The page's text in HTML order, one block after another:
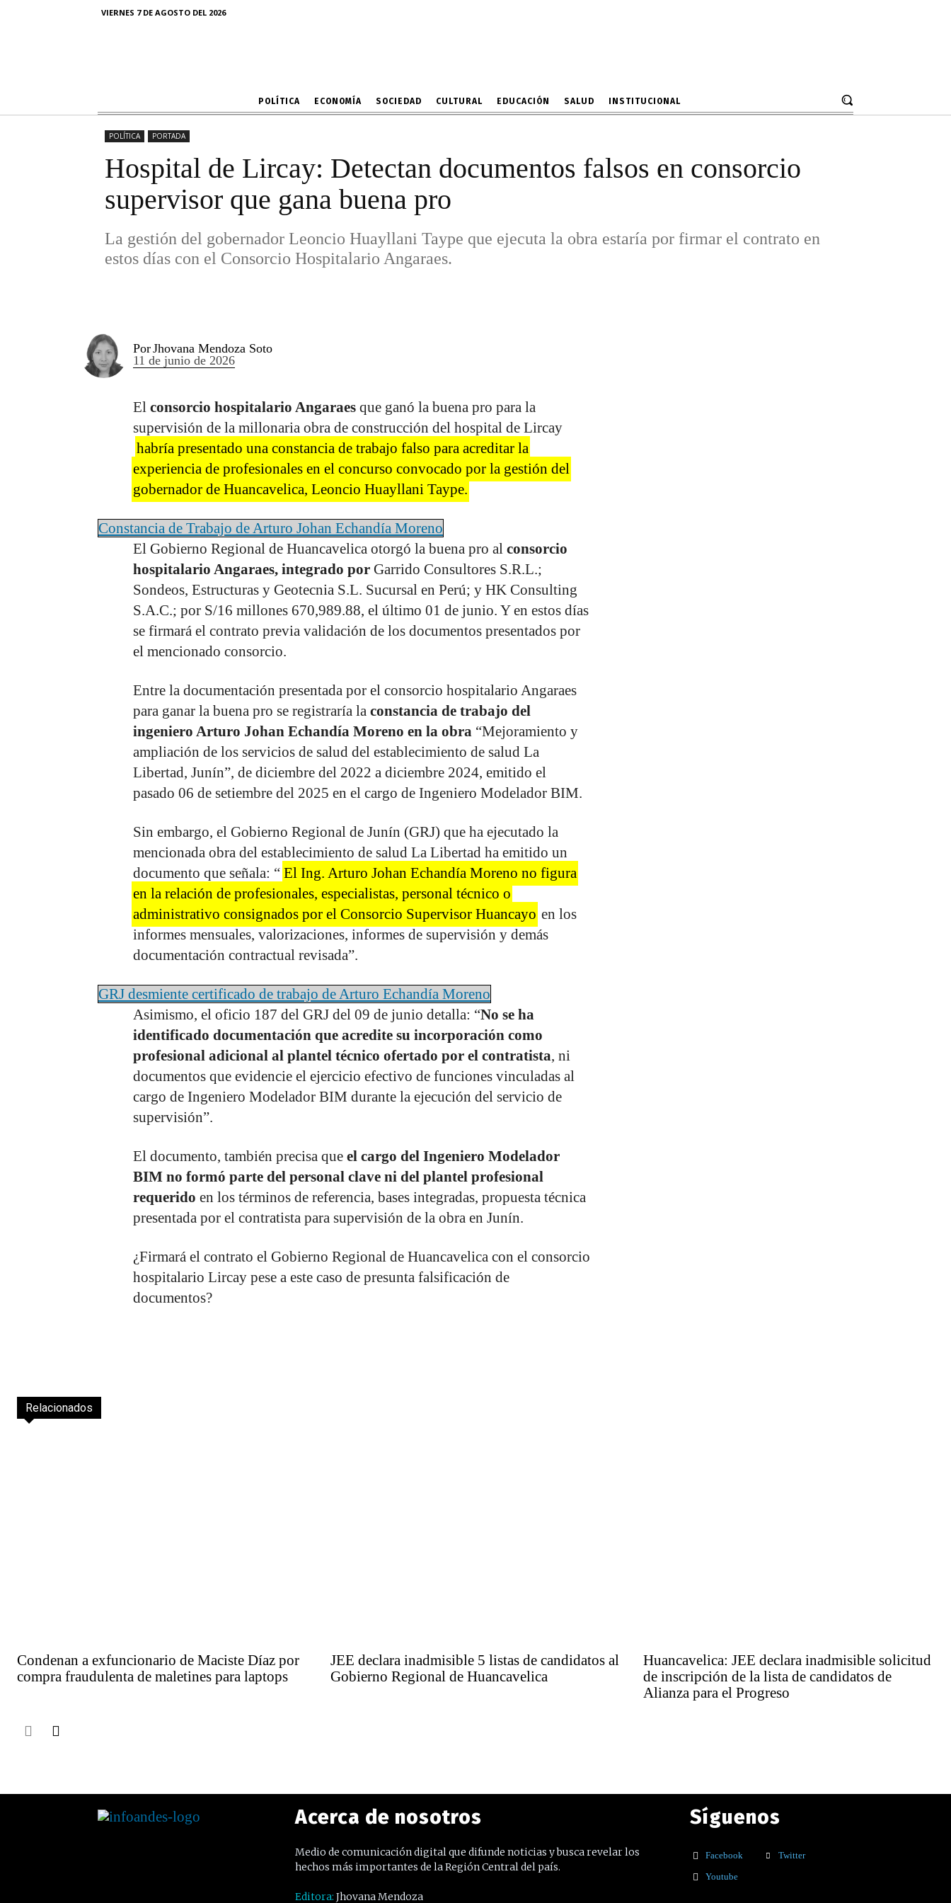
VIERNES 7 DE AGOSTO DEL 2026
POLÍTICA ECONOMÍA SOCIEDAD CULTURAL EDUCACIÓN SALUD INSTITUCIONAL
POLÍTICA PORTADA
Hospital de Lircay: Detectan documentos falsos en consorcio
supervisor que gana buena pro
La gestión del gobernador Leoncio Huayllani Taype que ejecuta la obra estaría por firmar el contrato en
estos días con el Consorcio Hospitalario Angaraes.
PorJhovana Mendoza Soto
11 de junio de 2026
El consorcio hospitalario Angaraes que ganó la buena pro para la
supervisión de la millonaria obra de construcción del hospital de Lircay
habría presentado una constancia de trabajo falso para acreditar la
experiencia de profesionales en el concurso convocado por la gestión del
gobernador de Huancavelica, Leoncio Huayllani Taype.
Constancia de Trabajo de Arturo Johan Echandía Moreno
El Gobierno Regional de Huancavelica otorgó la buena pro al consorcio
hospitalario Angaraes, integrado por Garrido Consultores S.R.L.;
Sondeos, Estructuras y Geotecnia S.L. Sucursal en Perú; y HK Consulting
S.A.C.; por S/16 millones 670,989.88, el último 01 de junio. Y en estos días
se firmará el contrato previa validación de los documentos presentados por
el mencionado consorcio.
Entre la documentación presentada por el consorcio hospitalario Angaraes
para ganar la buena pro se registraría la constancia de trabajo del
ingeniero Arturo Johan Echandía Moreno en la obra “Mejoramiento y
ampliación de los servicios de salud del establecimiento de salud La
Libertad, Junín”, de diciembre del 2022 a diciembre 2024, emitido el
pasado 06 de setiembre del 2025 en el cargo de Ingeniero Modelador BIM.
Sin embargo, el Gobierno Regional de Junín (GRJ) que ha ejecutado la
mencionada obra del establecimiento de salud La Libertad ha emitido un
documento que señala: “ El Ing. Arturo Johan Echandía Moreno no figura
en la relación de profesionales, especialistas, personal técnico o
administrativo consignados por el Consorcio Supervisor Huancayo en los
informes mensuales, valorizaciones, informes de supervisión y demás
documentación contractual revisada”.
GRJ desmiente certificado de trabajo de Arturo Echandía Moreno
Asimismo, el oficio 187 del GRJ del 09 de junio detalla: “No se ha
identificado documentación que acredite su incorporación como
profesional adicional al plantel técnico ofertado por el contratista, ni
documentos que evidencie el ejercicio efectivo de funciones vinculadas al
cargo de Ingeniero Modelador BIM durante la ejecución del servicio de
supervisión”.
El documento, también precisa que el cargo del Ingeniero Modelador
BIM no formó parte del personal clave ni del plantel profesional
requerido en los términos de referencia, bases integradas, propuesta técnica
presentada por el contratista para supervisión de la obra en Junín.
¿Firmará el contrato el Gobierno Regional de Huancavelica con el consorcio
hospitalario Lircay pese a este caso de presunta falsificación de
documentos?
Relacionados
Condenan a exfuncionario de Maciste Díaz por
compra fraudulenta de maletines para laptops
JEE declara inadmisible 5 listas de candidatos al
Gobierno Regional de Huancavelica
Huancavelica: JEE declara inadmisible solicitud
de inscripción de la lista de candidatos de
Alianza para el Progreso
Acerca de nosotros
Medio de comunicación digital que difunde noticias y busca revelar los
hechos más importantes de la Región Central del país.
Editora: Jhovana Mendoza
Síguenos
Facebook
Twitter
Youtube